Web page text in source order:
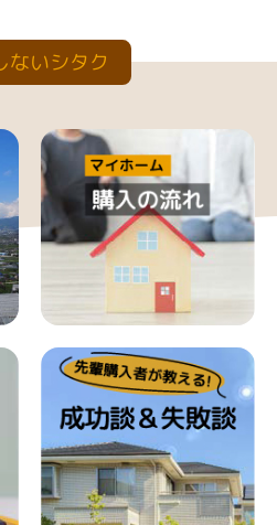
ないシタク